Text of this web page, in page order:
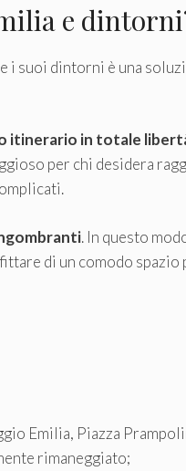
e
e i suoi dintorni è una
itinerario in totale
per chi desidera
. In questo
di un comodo
Emilia, Piazza
rimaneggiato;